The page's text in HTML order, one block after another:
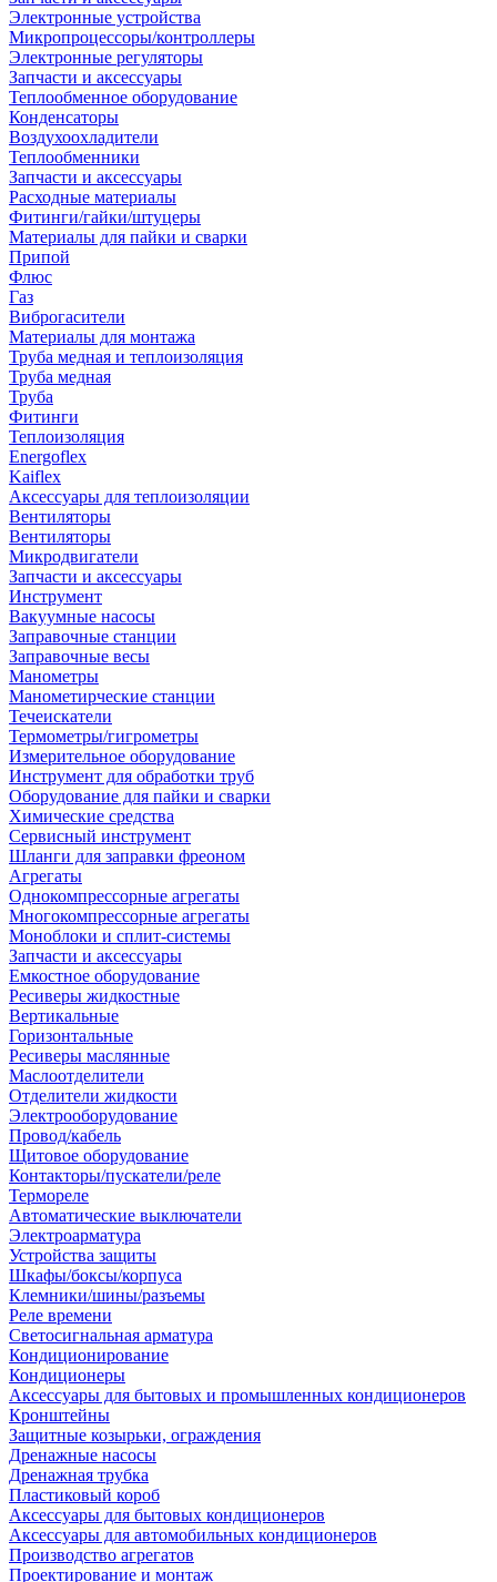
Электронные устройства
Микропроцессоры/контроллеры
Электронные регуляторы
Запчасти и аксессуары
Теплообменное оборудование
Конденсаторы
Воздухоохладители
Теплообменники
Запчасти и аксессуары
Расходные материалы
Фитинги/гайки/штуцеры
Материалы для пайки и сварки
Припой
Флюс
Газ
Виброгасители
Материалы для монтажа
Труба медная и теплоизоляция
Труба медная
Труба
Фитинги
Теплоизоляция
Energoflex
Kaiflex
Аксессуары для теплоизоляции
Вентиляторы
Вентиляторы
Микродвигатели
Запчасти и аксессуары
Инструмент
Вакуумные насосы
Заправочные станции
Заправочные весы
Манометры
Манометирческие станции
Течеискатели
Термометры/гигрометры
Измерительное оборудование
Инструмент для обработки труб
Оборудование для пайки и сварки
Химические средства
Сервисный инструмент
Шланги для заправки фреоном
Агрегаты
Однокомпрессорные агрегаты
Многокомпрессорные агрегаты
Моноблоки и сплит-системы
Запчасти и аксессуары
Емкостное оборудование
Ресиверы жидкостные
Вертикальные
Горизонтальные
Ресиверы маслянные
Маслоотделители
Отделители жидкости
Электрооборудование
Провод/кабель
Щитовое оборудование
Контакторы/пускатели/реле
Термореле
Автоматические выключатели
Электроарматура
Устройства защиты
Шкафы/боксы/корпуса
Клемники/шины/разъемы
Реле времени
Светосигнальная арматура
Кондиционирование
Кондиционеры
Аксессуары для бытовых и промышленных кондиционеров
Кронштейны
Защитные козырьки, ограждения
Дренажные насосы
Дренажная трубка
Пластиковый короб
Аксессуары для бытовых кондиционеров
Аксессуары для автомобильных кондиционеров
Производство агрегатов
Проектирование и монтаж